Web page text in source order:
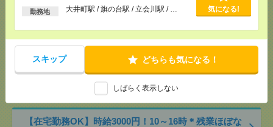
以上
勤務地 大井町駅 / 旗の台駅 / 立会川駅 / … 気になる!
スキップ どちらも気になる！
しばらく表示しない
説明会参加で全員に【現金2千円相当プレゼント】生
活のお手伝い[派遣]
[給 与]無資格未経験：時給1500円～ ■週払い
OK ■扶養内OK ■日収1万2000円以上
/立会川駅/…
【在宅勤務OK】時給3000円！10～16時＊残業ほぼな